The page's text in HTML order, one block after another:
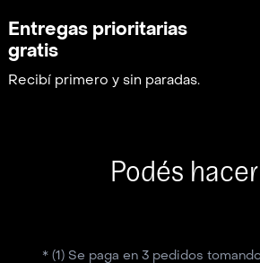
Entregas prioritarias
gratis
Recibí primero y sin paradas.
Podés
* (1) Se paga en 3 pedidos